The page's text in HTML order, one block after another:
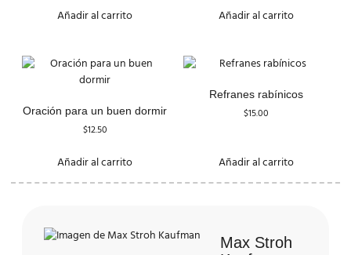
Añadir al carrito
de 5
Añadir al carrito
Oración para un buen dormir
$12.50
Añadir al carrito
Refranes rabínicos
$15.00
Añadir al carrito
Max Stroh